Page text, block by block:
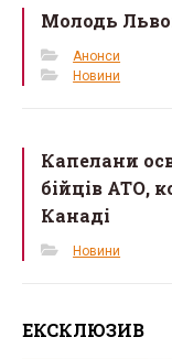
Молодь
Анонси
Новини
Капелани
бійців АТО,
Канаді
Новини
ЕКСКЛЮЗИВ